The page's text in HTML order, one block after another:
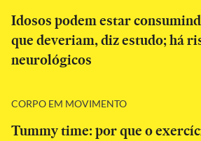
Idosos podem estar
que deveriam, diz estudo; há
neurológicos
CORPO EM MOVIMENTO
Tummy time: por que o